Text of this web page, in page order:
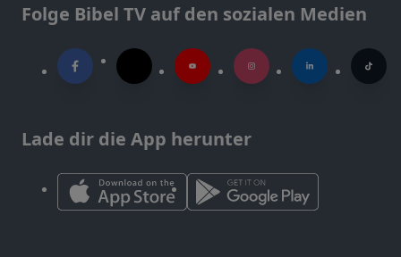
Folge Bibel TV auf den sozialen Medien
Lade dir die App herunter